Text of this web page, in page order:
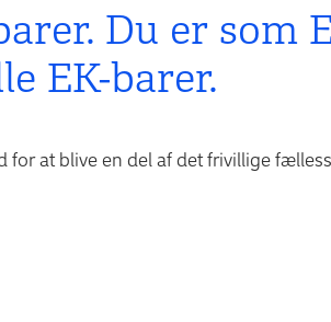
Du er som
EK-barer.
for at blive en del af det frivillige